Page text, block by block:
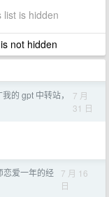
list is hidden
not hidden
的 gpt 中转站，
7 月
31 日
恋爱一年的经
7 月 16
日